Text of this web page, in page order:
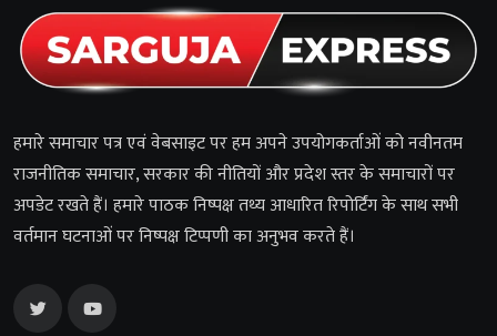
हमारे समाचार पत्र एवं वेबसाइट पर हम अपने उपयोगकर्ताओं को नवीनतम
राजनीतिक समाचार, सरकार की नीतियों और प्रदेश स्तर के समाचारों पर
अपडेट रखते हैं। हमारे पाठक निष्पक्ष तथ्य आधारित रिपोर्टिंग के साथ सभी
वर्तमान घटनाओं पर निष्पक्ष टिप्पणी का अनुभव करते हैं।